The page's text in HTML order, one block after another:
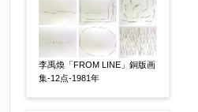
メールアドレス 【必須】
※送信完了後こちらのメー
李禹煥「FROM LINE」銅版画
集-12点-1981年